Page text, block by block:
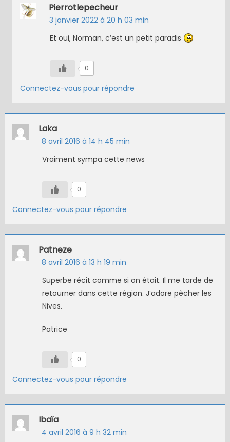
Pierrotlepecheur
3 janvier 2022 à 20 h 03 min
Et oui, Norman, c’est un petit paradis
0
Connectez-vous pour répondre
Laka
8 avril 2016 à 14 h 45 min
Vraiment sympa cette news
0
Connectez-vous pour répondre
Patneze
8 avril 2016 à 13 h 19 min
Superbe récit comme si on était. Il me tarde de
retourner dans cette région. J’adore pêcher les
Nives.
Patrice
0
Connectez-vous pour répondre
Ibaïa
4 avril 2016 à 9 h 32 min